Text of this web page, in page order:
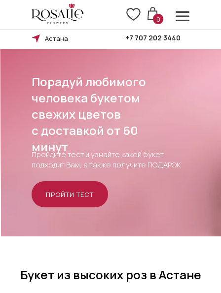
+7 707 202 3440
ПОВОД
0
Астана
Оплата и доставка
Порадуй любимого
человека букетом
свежих цветов
c доставкой от 60
минут
Пройдите тест и узнайте какой букет
подходит Вам, а также получите ПОДАРОК
ПРОЙТИ ТЕСТ
Букет из высоких роз в Астане